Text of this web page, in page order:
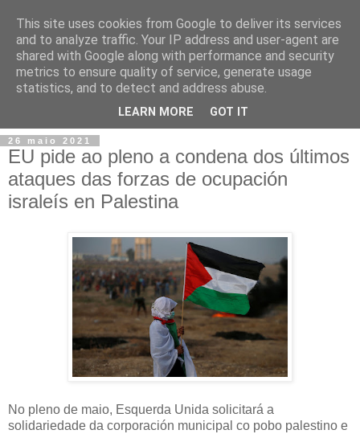
26 maio 2021
EU pide ao pleno a condena dos últimos
ataques das forzas de ocupación
israleís en Palestina
No pleno de maio, Esquerda Unida solicitará a
solidariedade da corporación municipal co pobo palestino e
This site uses cookies from Google to deliver its services
and to analyze traffic. Your IP address and user-agent are
shared with Google along with performance and security
metrics to ensure quality of service, generate usage
statistics, and to detect and address abuse.
LEARN MORE GOT IT